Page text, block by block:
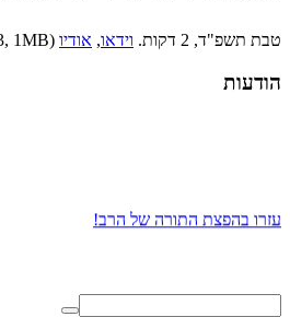
טבת תשפ"ד, 2 דקות. וידאו, אודיו (MP3, 1MB).
הודעות
עזרו בהפצת התורה של הרב!